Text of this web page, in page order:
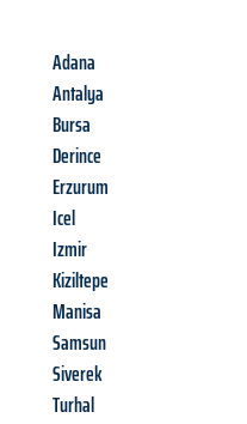
Adana
Antalya
Bursa
Derince
Erzurum
Icel
Izmir
Kiziltepe
Manisa
Samsun
Siverek
Turhal